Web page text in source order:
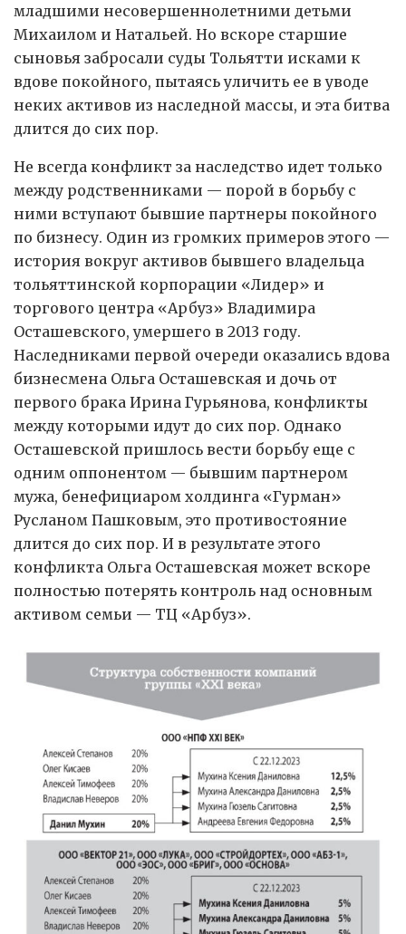
младшими несовершеннолетними детьми
Михаилом и Натальей. Но вскоре старшие
сыновья забросали суды Тольятти исками к
вдове покойного, пытаясь уличить ее в уводе
неких активов из наследной массы, и эта битва
длится до сих пор.
Не всегда конфликт за наследство идет только
между родственниками — порой в борьбу с
ними вступают бывшие партнеры покойного
по бизнесу. Один из громких примеров этого —
история вокруг активов бывшего владельца
тольяттинской корпорации «Лидер» и
торгового центра «Арбуз» Владимира
Осташевского, умершего в 2013 году.
Наследниками первой очереди оказались вдова
бизнесмена Ольга Осташевская и дочь от
первого брака Ирина Гурьянова, конфликты
между которыми идут до сих пор. Однако
Осташевской пришлось вести борьбу еще с
одним оппонентом — бывшим партнером
мужа, бенефициаром холдинга «Гурман»
Русланом Пашковым, это противостояние
длится до сих пор. И в результате этого
конфликта Ольга Осташевская может вскоре
полностью потерять контроль над основным
активом семьи — ТЦ «Арбуз».